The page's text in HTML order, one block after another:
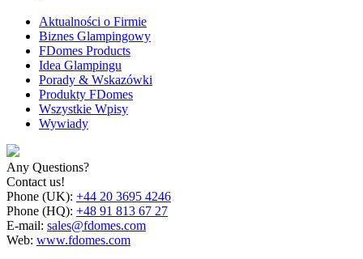
Aktualności o Firmie
Biznes Glampingowy
FDomes Products
Idea Glampingu
Porady & Wskazówki
Produkty FDomes
Wszystkie Wpisy
Wywiady
Any Questions?
Contact us!
Phone (UK): +44 20 3695 4246
Phone (HQ): +48 91 813 67 27
E-mail: sales@fdomes.com
Web: www.fdomes.com